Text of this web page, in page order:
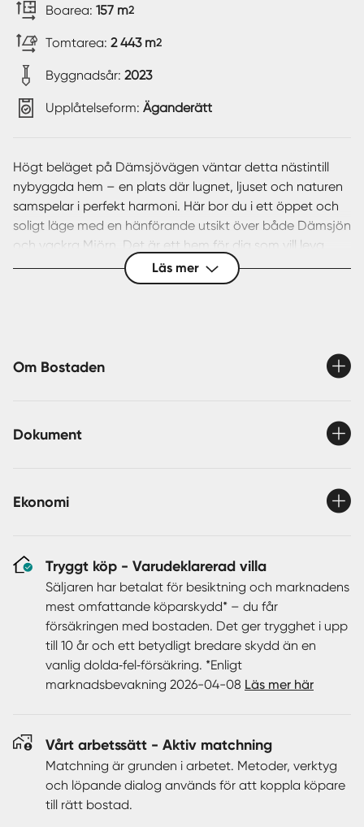
Boarea: 157 m2
Tomtarea: 2 443 m2
Byggnadsår: 2023
Upplåtelseform: Äganderätt
Högt beläget på Dämsjövägen väntar detta nästintill
nybyggda hem – en plats där lugnet, ljuset och naturen
samspelar i perfekt harmoni. Här bor du i ett öppet och
soligt läge med en hänförande utsikt över både Dämsjön
och vackra Mjörn. Det är ett hem för dig som vill leva
nära naturen och verkligen känna årstidernas skiftningar.
dig ner till Dämsjön, där en bänk vid vattnet bjuder in till
stilla stunder och återhämtning – en sann lisa för själen.
För den naturälskande, odlingsintresserade eller händige
finns här alla möjligheter att förverkliga drömmar. Det
väder. Dessutom finns ett "planerat hönshus" på tomten,
perfekt för den som i framtiden vill ha goa ägg till frukost!
I närområdet väntar dessutom sjön Mjörn med sitt rika
fiskeliv och charmiga små öar att utforska. Längs sjön
sträcker sig den gamla banvallen – idag en uppskattad
sträcka för promenader, löpning och cykling, från Sjövik
till Stanum i utkanten av Gråbo.
Bostaden, uppförd så sent som 2023, är en välplanerad
1,5-plansvilla i mycket gott skick. På entréplan finns kök
badrum med dusch, förråd samt ett sovrum med
klädkammare. Övre plan rymmer två sovrum, ett
generöst allrum som enkelt kan omvandlas till ytterligare
ett sovrum samt ett förberett utrymme för badrum.
Läs mer
Om Bostaden
Dokument
Ekonomi
Tryggt köp - Varudeklarerad villa
Säljaren har betalat för besiktning och marknadens
mest omfattande köparskydd* – du får
försäkringen med bostaden. Det ger trygghet i upp
till 10 år och ett betydligt bredare skydd än en
vanlig dolda‑fel‑försäkring. *Enligt
marknadsbevakning 2026-04-08 Läs mer här
Vårt arbetssätt - Aktiv matchning
Matchning är grunden i arbetet. Metoder, verktyg
och löpande dialog används för att koppla köpare
till rätt bostad.